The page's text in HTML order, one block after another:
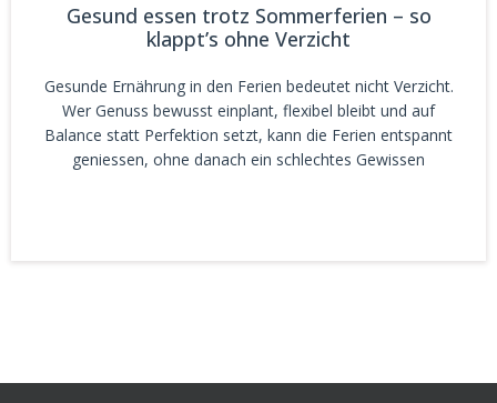
Gesund essen trotz Sommerferien – so
klappt’s ohne Verzicht
Gesunde Ernährung in den Ferien bedeutet nicht Verzicht.
Wer Genuss bewusst einplant, flexibel bleibt und auf
Balance statt Perfektion setzt, kann die Ferien entspannt
geniessen, ohne danach ein schlechtes Gewissen